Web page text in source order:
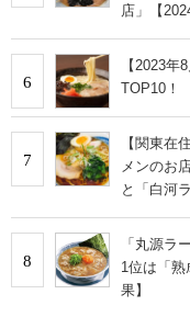
店」【
6
【2023
TOP10！
7
【関東在
メンのお
と「白河
8
「丸源ラ
1位は「
果】